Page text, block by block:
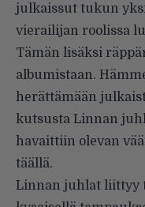
julkaissut tukun
vierailijan roolissa
Tämän lisäksi
albumistaan.
herättämään
kutsusta Linnan
havaittiin olevan
täällä.
Linnan juhlat liittyy